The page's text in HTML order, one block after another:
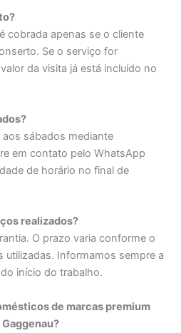
cobrada apenas se o cliente
Se o serviço for
da visita já está incluído no
sábados mediante
em contato pelo WhatsApp
de horário no final de
realizados?
O prazo varia conforme o
utilizadas. Informamos sempre a
início do trabalho.
de marcas premium